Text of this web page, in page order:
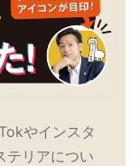
やインスタ
テリアについ